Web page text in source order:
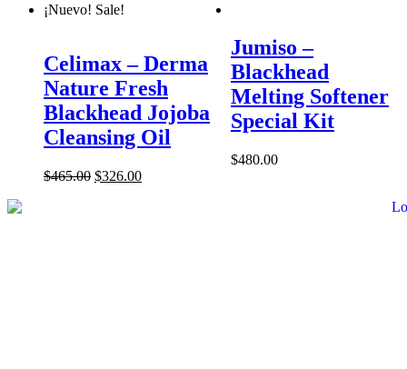
¡Nuevo! Sale!
Celimax – Derma
Nature Fresh
Blackhead Jojoba
Cleansing Oil
$465.00 $326.00
Jumiso –
Blackhead
Melting Softener
Special Kit
$480.00